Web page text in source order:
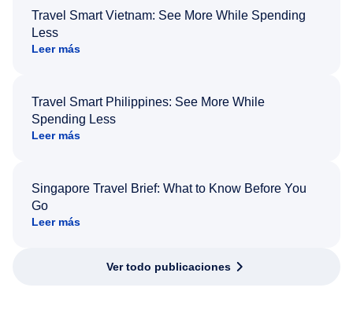
Travel Smart Vietnam: See More While Spending
Less
Leer más
Travel Smart Philippines: See More While
Spending Less
Leer más
Singapore Travel Brief: What to Know Before You
Go
Leer más
Ver todo publicaciones